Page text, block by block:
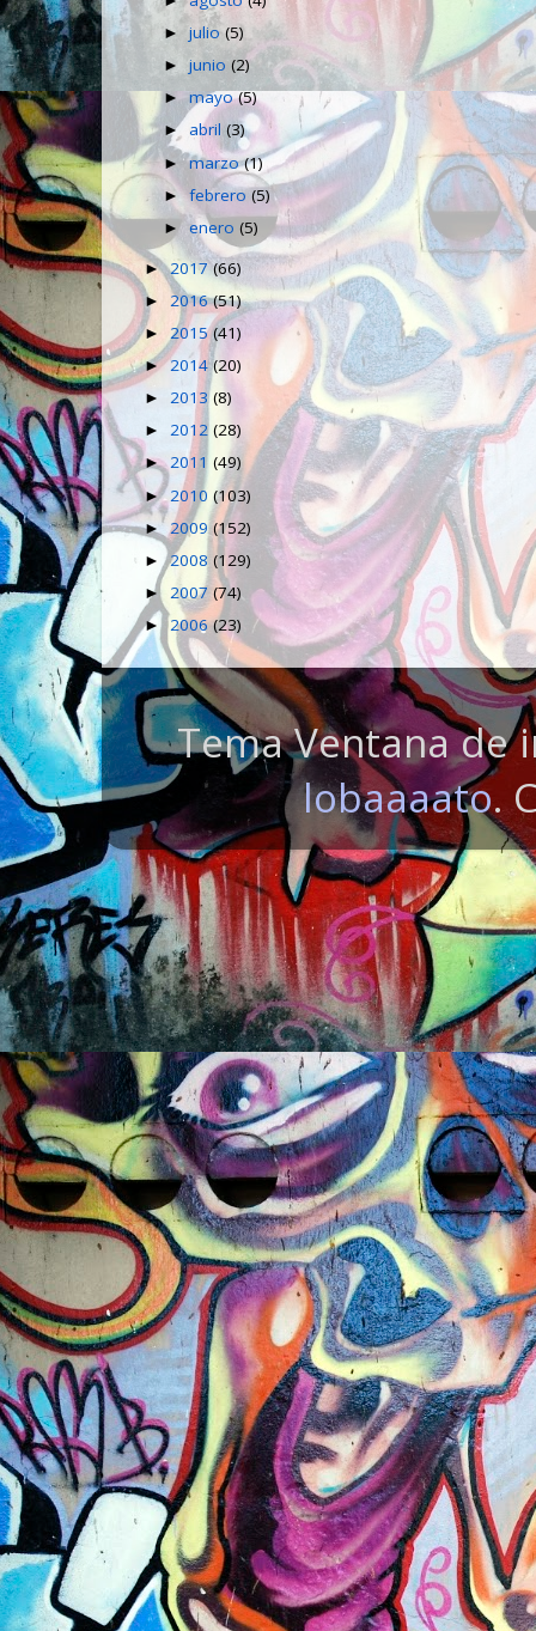
►julio(5)
►junio(2)
►mayo(5)
►abril(3)
►marzo(1)
►febrero(5)
►enero(5)
►2017(66)
► 2016(51)
► 2015(41)
►2014(20)
► 2013(8)
► 2012 (28)
►2011 (49)
► 2010 (103)
► 2009(152)
►2008 (129)
► 2007 (74)
►2006(23)
Tema Ventana de
lobaaaato.